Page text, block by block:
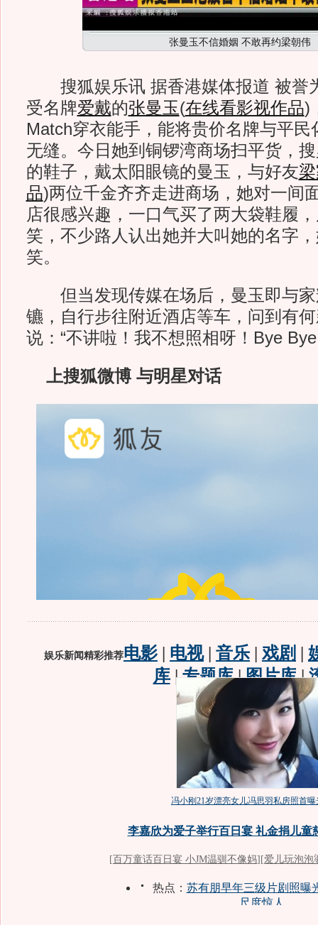
张曼玉不信婚姻 不敢再约梁朝伟
搜狐娱乐讯 据香港媒体报道 被誉
受名牌爱戴的张曼玉(在线看影视作品)
Match穿衣能手，能将贵价名牌与平民
无缝。今日她到铜锣湾商场扫平货，
的鞋子，戴太阳眼镜的曼玉，与好友
品)两位千金齐齐走进商场，她对一间
店很感兴趣，一口气买了两大袋鞋履
笑，不少路人认出她并大叫她的名字
笑。
但当发现传媒在场后，曼玉即与家
镳，自行步往附近酒店等车，问到有
说：“不讲啦！我不想照相呀！Bye
上搜狐微博 与明星对话